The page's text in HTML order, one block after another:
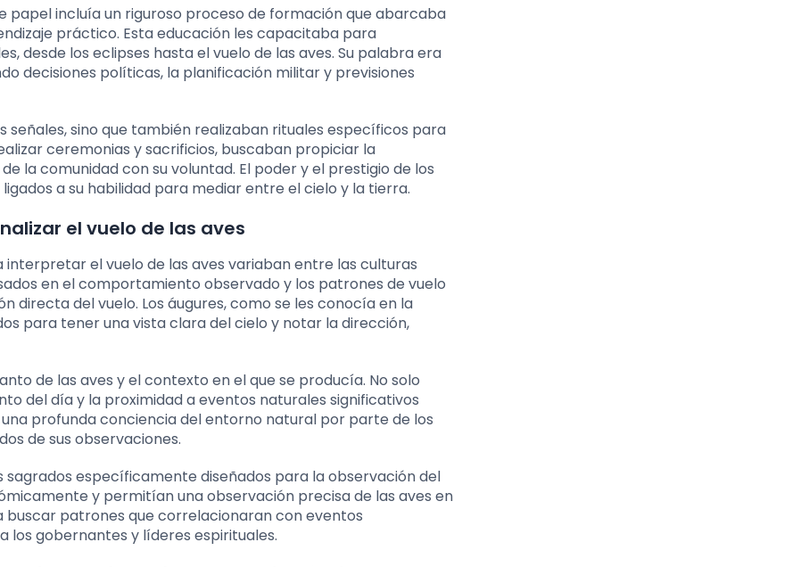
papel incluía un riguroso proceso de formación que abarcaba
práctico. Esta educación les capacitaba para
desde los eclipses hasta el vuelo de las aves. Su palabra era
decisiones políticas, la planificación militar y previsiones
sino que también realizaban rituales específicos para
ceremonias y sacrificios, buscaban propiciar la
la comunidad con su voluntad. El poder y el prestigio de los
a su habilidad para mediar entre el cielo y la tierra.
el vuelo de las aves
el vuelo de las aves variaban entre las culturas
en el comportamiento observado y los patrones de vuelo
directa del vuelo. Los áugures, como se les conocía en la
para tener una vista clara del cielo y notar la dirección,
de las aves y el contexto en el que se producía. No solo
del día y la proximidad a eventos naturales significativos
profunda conciencia del entorno natural por parte de los
de sus observaciones.
específicamente diseñados para la observación del
y permitían una observación precisa de las aves en
buscar patrones que correlacionaran con eventos
los gobernantes y líderes espirituales.